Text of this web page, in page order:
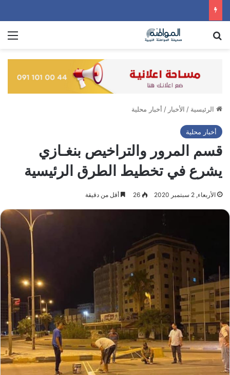
الرئيسية / الأخبار / أخبار محلية
أخبار محلية
قسم المرور والتراخيص بنغـازي
يشرع في تخطيط الطرق الرئيسية
الأربعاء, 2 سبتمبر 2020 26 أقل من دقيقة